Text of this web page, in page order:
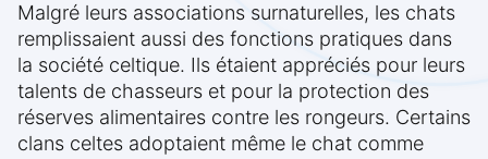
Malgré leurs associations surnaturelles, les chats
remplissaient aussi des fonctions pratiques dans
la société celtique. Ils étaient appréciés pour leurs
talents de chasseurs et pour la protection des
réserves alimentaires contre les rongeurs. Certains
clans celtes adoptaient même le chat comme